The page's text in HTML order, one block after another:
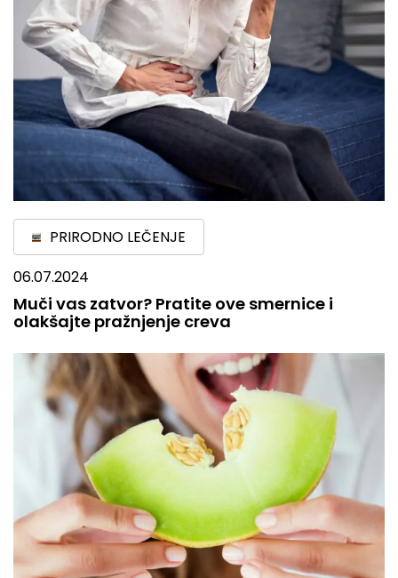
PRIRODNO LEČENJE
06.07.2024
Muči vas zatvor? Pratite ove smernice i
olakšajte pražnjenje creva